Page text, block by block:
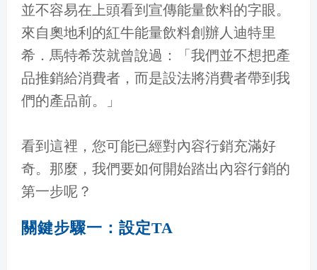
並不容易在上頭看到宣傳能量飲料的字眼。
來自奧地利的紅牛能量飲料創辦人迪特里
希．馬特希茨就曾說過：「我們並不想把產
品推銷給消費者，而是設法將消費者帶到我
們的產品前。」
看到這裡，您可能已經對內容行銷充滿好
奇。那麼，我們要如何開始踏出內容行銷的
第一步呢？
關鍵步驟一：設定TA